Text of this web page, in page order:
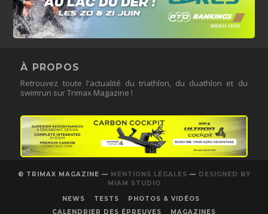
À PROPOS
Retrouvez toute l'actualité du triathlon, du duathlon et du
swimrun sur Trimax Magazine !
© TRIMAX MAGAZINE — MENTIONS LÉGALES — DESIGNED BY
MIAM STUDIO
NEWS
TESTS
PHOTOS & VIDÉOS
CALENDRIER DES ÉPREUVES
MAGAZINES